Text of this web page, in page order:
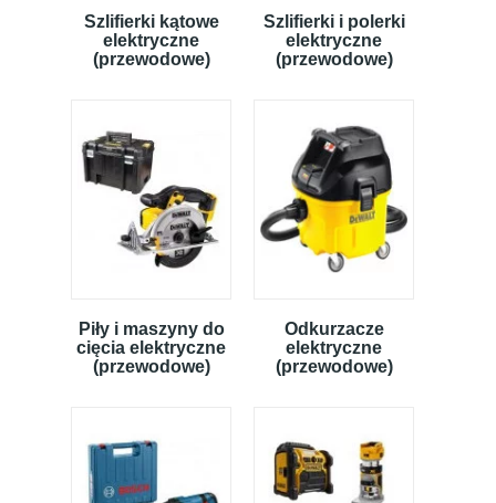
Szlifierki kątowe
elektryczne
(przewodowe)
Szlifierki i polerki
elektryczne
(przewodowe)
Piły i maszyny do
cięcia elektryczne
(przewodowe)
Odkurzacze
elektryczne
(przewodowe)